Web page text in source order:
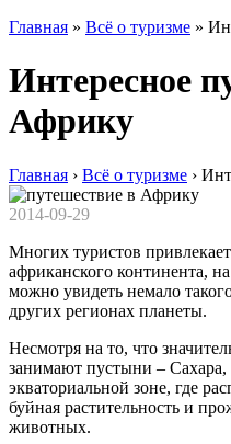
Главная » Всё о туризме »
Интересное
Африку
Главная › Всё о туризме ›
2014-09-29
Многих туристов
африканского континента,
можно увидеть немало
других регионах планеты.
Несмотря на то, что
занимают пустыни –
экваториальной зоне, где
буйная растительность и
животных.